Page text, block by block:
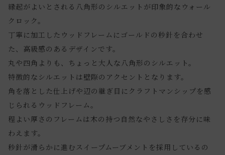
縁起がよいとされる八角形のシルエットが印象的なウォール
クロック。
丁寧に加工したウッドフレームにゴールドの秒針を合わせ
た、高級感のあるデザインです。
丸や四角よりも、ちょっと大人な八角形のシルエット。
特徴的なシルエットは壁際のアクセントとなります。
角を落とした仕上げや辺の継ぎ目にクラフトマンシップを感
じられるウッドフレーム。
程よい厚さのフレームは木の持つ自然なやさしさを存分に味
わえます。
秒針が滑らかに進むスイープムーブメントを採用しているの